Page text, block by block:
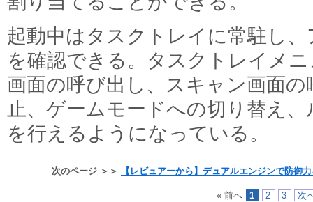
起動中はタスクトレイに常駐し
を確認できる。タスクトレイメ
画面の呼び出し、スキャン画面
止、ゲームモードへの切り替え
を行えるようになっている。
次のページ ＞＞ 【レビュアーから】デュアルエンジンで防御
« 前へ 1 2 3 次